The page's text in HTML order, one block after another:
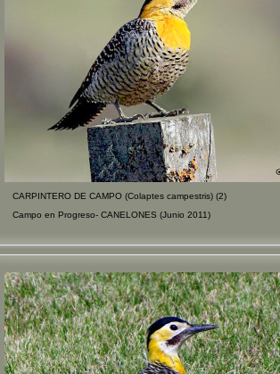
CARPINTERO DE CAMPO (Colaptes campestris) (2)
Campo en Progreso- CANELONES (Junio 2011)